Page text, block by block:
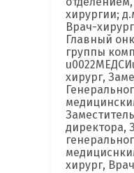
хирургии;
Врач-
Главный
группы
хирург,
директора,
хирург,